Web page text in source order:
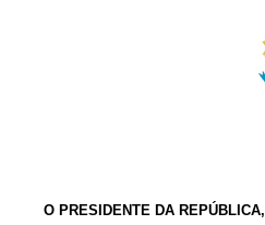
O PRESIDENTE DA REPÚBLICA,